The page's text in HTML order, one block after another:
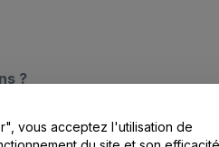
?
/ Nous contacter
vous acceptez l'utilisation de